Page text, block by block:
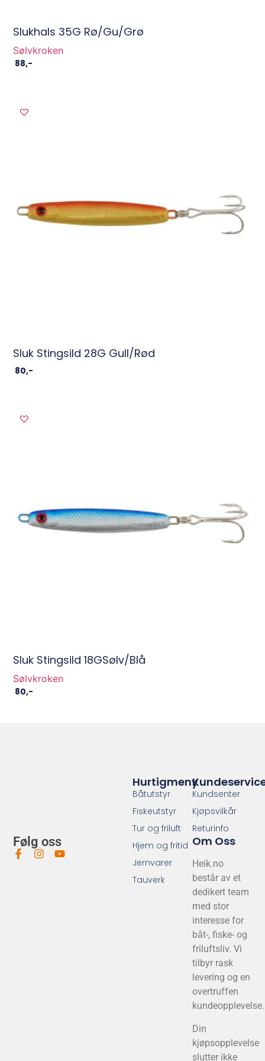
Slukhals 35G Rø/Gu/Grø
Sølvkroken
88,-
Sluk Stingsild 28G Gull/Rød
80,-
Sluk Stingsild 18GSølv/Blå
Sølvkroken
80,-
Følg oss
Kundsenter
Kjøpsvilkår
Returinfo
Om Oss
Heik.no
består av et
dedikert team
med stor
interesse for
båt-, fiske- og
friluftsliv. Vi
tilbyr rask
levering og en
overtruffen
kundeopplevelse.
Din
kjøpsopplevelse
slutter ikke
Hurtigmeny
Båtutstyr
Fiskeutstyr
Tur og friluft
Hjem og fritid
Jernvarer
Tauverk